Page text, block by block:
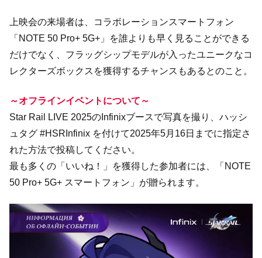
上映会の来場者は、コラボレーションスマートフォン
「NOTE 50 Pro+ 5G+」を誰よりも早く見ることができる
だけでなく、フラッグシップモデルが入ったユニークなコ
レクターズボックスを獲得するチャンスもあるとのこと。
～オフラインイベントについて～
Star Rail LIVE 2025のInfinixブースで写真を撮り、ハッシ
ュタグ #HSRInfinix を付けて2025年5月16日までに指定さ
れた方法で投稿してください。
最も多くの「いいね！」を獲得した参加者には、「NOTE
50 Pro+ 5G+ スマートフォン」が贈られます。